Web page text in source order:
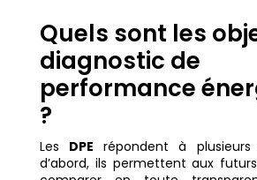
Quels sont les
diagnostic de
performance
?
Les DPE répondent à
d’abord, ils permettent aux